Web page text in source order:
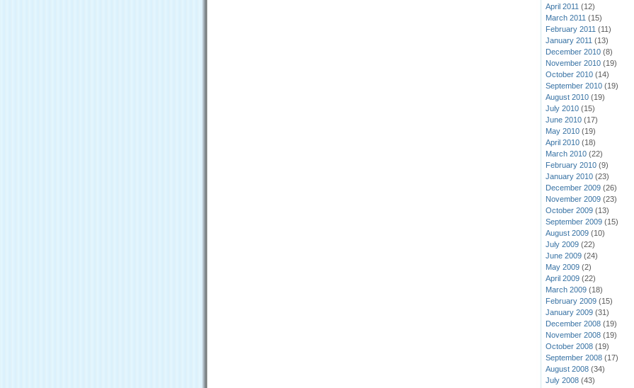
April 2011 (12)
March 2011 (15)
February 2011 (11)
January 2011 (13)
December 2010 (8)
November 2010 (19)
October 2010 (14)
September 2010 (19)
August 2010 (19)
July 2010 (15)
June 2010 (17)
May 2010 (19)
April 2010 (18)
March 2010 (22)
February 2010 (9)
January 2010 (23)
December 2009 (26)
November 2009 (23)
October 2009 (13)
September 2009 (15)
August 2009 (10)
July 2009 (22)
June 2009 (24)
May 2009 (2)
April 2009 (22)
March 2009 (18)
February 2009 (15)
January 2009 (31)
December 2008 (19)
November 2008 (19)
October 2008 (19)
September 2008 (17)
August 2008 (34)
July 2008 (43)